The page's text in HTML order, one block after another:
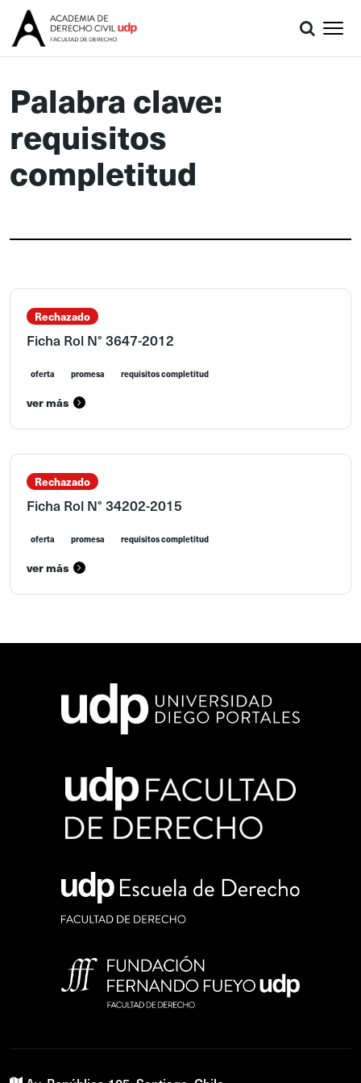
Palabra clave:
requisitos
completitud
Rechazado
Ficha Rol N° 3647-2012
oferta promesa requisitos completitud
ver más
Rechazado
Ficha Rol N° 34202-2015
oferta promesa requisitos completitud
ver más